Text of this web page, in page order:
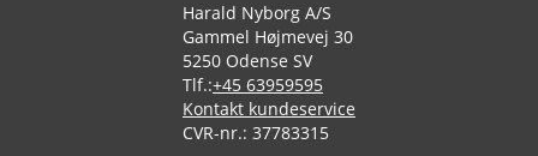
Harald Nyborg A/S
Gammel Højmevej 30
5250 Odense SV
Tlf.:+45 63959595
Kontakt kundeservice
CVR-nr.: 37783315